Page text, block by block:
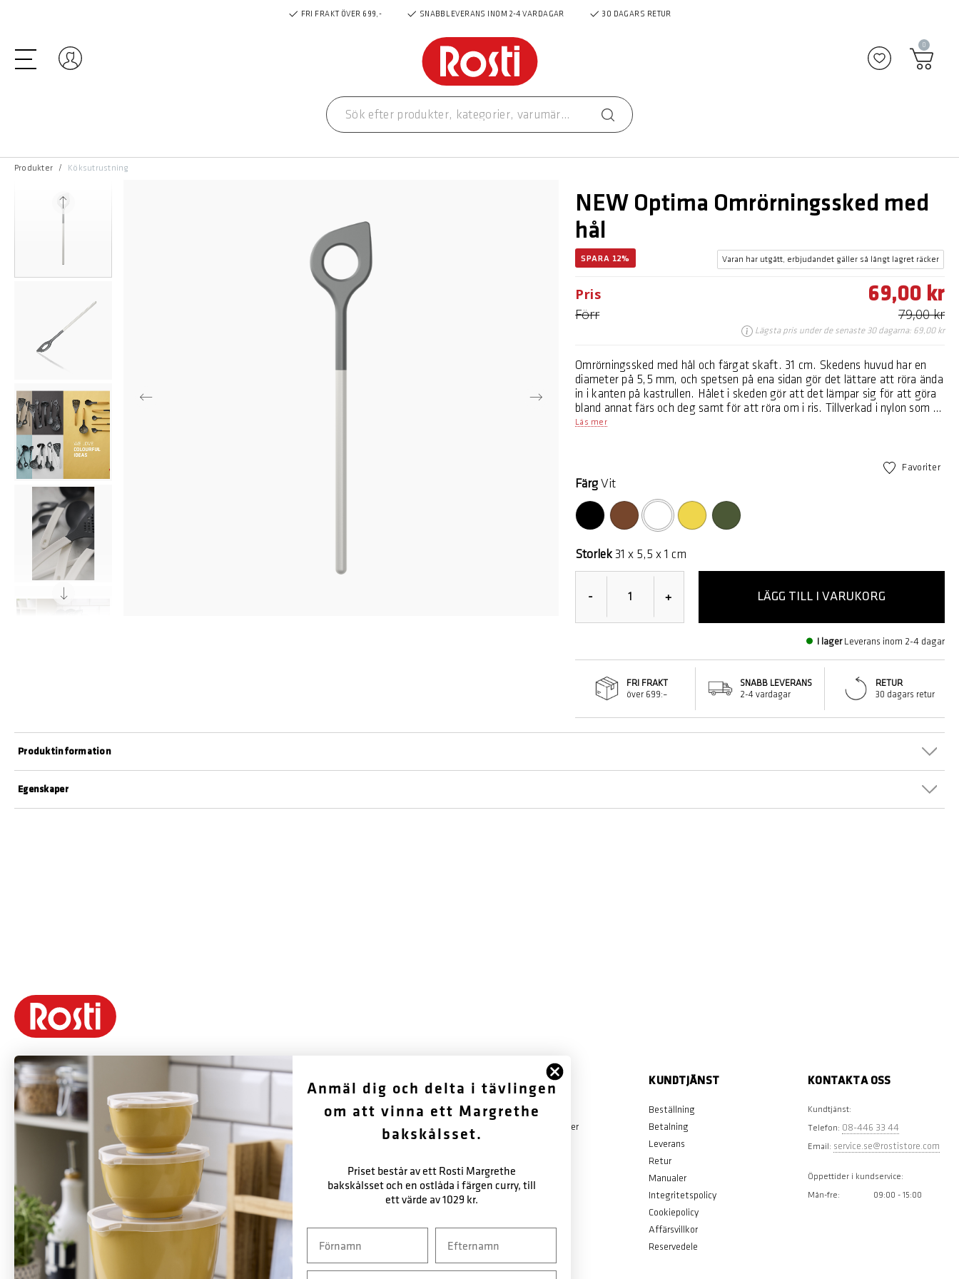
FRI FRAKT ÖVER 699,- SNABB LEVERANS INOM 2-4 VARDAGAR 30 DAGARS RETUR
Logga in Lägg till i
0
Produkter Köksutrustning
NEW Optima Omrörningssked med
hål
SPARA 12% Varan har utgått, erbjudandet gäller så långt lagret räcker
Pris 69,00 kr
Förr 79,00 kr
Lägsta pris under de senaste 30 dagarna: 69,00 kr
Omrörningssked med hål och färgat skaft. 31 cm. Skedens huvud har en
diameter på 5,5 mm, och spetsen på ena sidan gör det lättare att röra ända
in i kanten på kastrullen. Hålet i skeden gör att det lämpar sig för att göra
bland annat färs och deg samt för att röra om i ris. Tillverkad i nylon som är
skonsam mot kastruller och stekpannor med beläggning och tål värme upp
är. De bästa – och oumbärliga i köket. De som du intuitivt sträcker dig
efter. Redskapen är tillverkade i nylon, som är extra skonsamt mot
kastruller och stekpannor med non-stickbeläggning och tål temperaturer på
upp till 220 °C. Sortimentet innehåller produkter för såväl tillagning som
servering, bland annat en lång rad smarta skedar och slevar i olika storlekar
Proudly produced in Denmark
Läs mer
Favoriter
Färg Vit
markerade
Storlek 31 x 5,5 x 1 cm
- + LÄGG TILL I VARUKORG
I lager Leverans inom 2-4 dagar
FRI FRAKT
över 699:–
SNABB LEVERANS
2-4 vardagar
RETUR
30 dagars retur
Egenskaper
Produktinformation
Rosti är ett danskt varumärke grundat 1944 av Rolf Fahrenholtz och Stig
Jørgensen. Varumärkets mest kända produkt är Margrethe-skålen, som 1954
med tillstånd från det danska hovet fick sitt namn efter drottning Margrethe
Rosti tillverkar hållbara produkter med fokus på funktion, kvalitet, färger och
god design. Många av Rostis produkter som lanserades på 1950- och 1960-
talen är fortfarande i produktion och säljs över hela världen – främst i Europa,
men även USA och Kanada är viktiga marknader. Rostis ambition är att vara
ett globalt designvarumärke med Margrethe-skålen som flaggskepp.
FÖLJ OSS
Facebook
OM OSS
Historik
Garantibestämmelser
KUNDTJÄNST
Beställning
Betalning
Leverans
Retur
Manualer
Integritetspolicy
Cookiepolicy
Affärsvillkor
Reservedele
KONTAKTA OSS
Kundtjänst:
Telefon: 08-446 33 44
Email: service.se@rostistore.com
Öppettider i kundservice:
Mån-fre: 09:00 - 15:00
Anmäl dig och delta i tävlingen
om att vinna ett Margrethe
bakskålsset.
Priset består av ett Rosti Margrethe
bakskålsset och en ostlåda i färgen curry, till
ett värde av 1029 kr.